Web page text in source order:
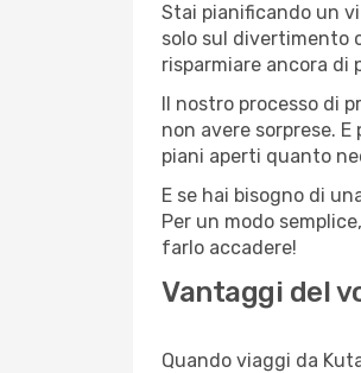
Stai pianificando un
solo sul divertimento
risparmiare ancora di
Il nostro processo di
non avere sorprese.
piani aperti quanto
E se hai bisogno di
Per un modo
farlo accadere!
Vantaggi del
Quando viaggi da